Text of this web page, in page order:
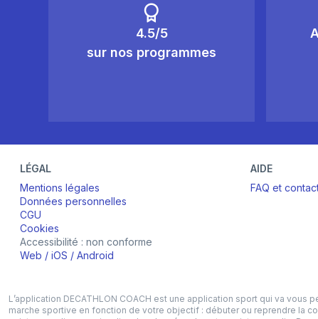
4.5/5
sur nos programmes
LÉGAL
Mentions légales
Données personnelles
CGU
Cookies
Accessibilité : non conforme
Web / iOS / Android
AIDE
FAQ et
L’application DECATHLON COACH est une application sport qui va
marche sportive en fonction de votre objectif : débuter ou reprendre la